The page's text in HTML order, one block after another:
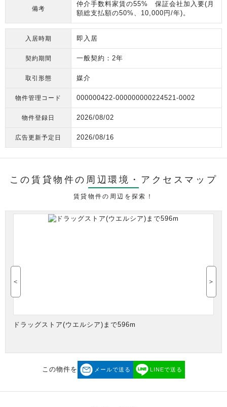
備考
仲介手数料家賃の55% 保証会社加入要(月
額総支払額の50%、10,000円/年)。
入居時期 即入居
契約期間 一般契約：2年
取引形態 媒介
物件管理コード 000000422-000000000224521-0002
物件登録日 2026/08/02
広告更新予定日 2026/08/16
この賃貸物件の周辺環境・ アクセスマップ
賃貸物件の周辺を探索！
ドラッグストア(ウエルシア)まで596m
＜ ＞
この物件を メールで送る LINEで送る